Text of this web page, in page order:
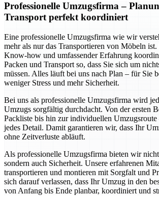
Professionelle Umzugsfirma –
Transport perfekt koordiniert
Eine professionelle Umzugsfirma wie wir
mehr als nur das Transportieren von Möbeln
Know-how und umfassender Erfahrung
Packen und Transport so, dass Sie sich um
müssen. Alles läuft bei uns nach Plan – für Sie
weniger Stress und mehr Sicherheit.
Bei uns als professionelle Umzugsfirma wird
Umzugs sorgfältig durchdacht. Von der ersten
Packliste bis hin zur individuellen
jedes Detail. Damit garantieren wir, dass Ihr
ohne Zeitverluste abläuft.
Als professionelle Umzugsfirma bieten wir
sondern auch Sicherheit. Unsere erfahrenen
transportieren und montieren mit Sorgfalt und
sich darauf verlassen, dass Ihr Umzug in den
von Anfang bis Ende planbar, koordiniert und